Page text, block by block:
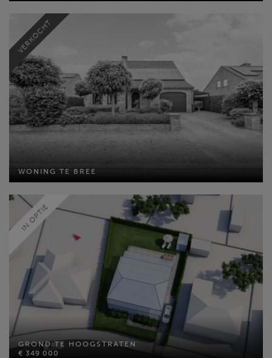
WONING TE BREE
VERKOCHT
WONING TE BREE
Bewoonbare opp: 255 m²
Perceel opp: 920 m²
Slaapkamers: 4
GROND TE HOOGSTRATEN
€ 349 000
IN OPTIE
GROND TE HOOGSTRATEN
€ 349 000